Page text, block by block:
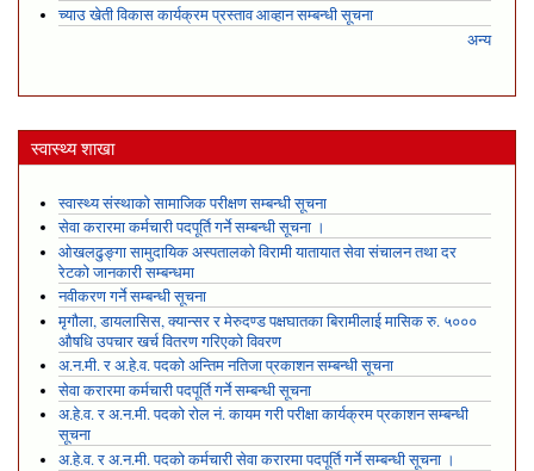
च्याउ खेती विकास कार्यक्रम प्रस्ताव आव्हान सम्बन्धी सूचना
अन्य
स्वास्थ्य शाखा
स्वास्थ्य संस्थाको सामाजिक परीक्षण सम्बन्धी सूचना
सेवा करारमा कर्मचारी पदपूर्ति गर्ने सम्बन्धी सूचना ।
ओखलढुङ्गा सामुदायिक अस्पतालको विरामी यातायात सेवा संचालन तथा दर
रेटको जानकारी सम्बन्धमा
नवीकरण गर्ने सम्बन्धी सूचना
मृगौला, डायलासिस, क्यान्सर र मेरुदण्ड पक्षघातका बिरामीलाई मासिक रु. ५०००
औषधि उपचार खर्च वितरण गरिएको विवरण
अ.न.मी. र अ.हे.व. पदको अन्तिम नतिजा प्रकाशन सम्बन्धी सूचना
सेवा करारमा कर्मचारी पदपूर्ति गर्ने सम्बन्धी सूचना
अ.हे.व. र अ.न.मी. पदको रोल नं. कायम गरी परीक्षा कार्यक्रम प्रकाशन सम्बन्धी
सूचना
अ.हे.व. र अ.न.मी. पदको कर्मचारी सेवा करारमा पदपूर्ति गर्ने सम्बन्धी सूचना ।